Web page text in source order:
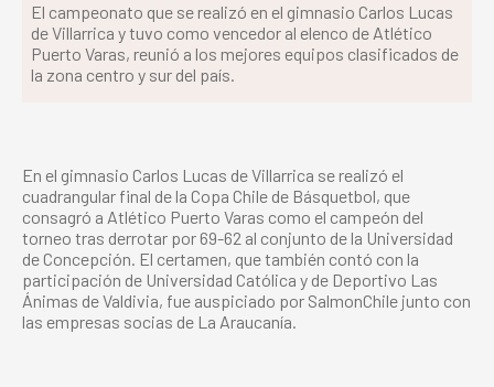
El campeonato que se realizó en el gimnasio Carlos Lucas
de Villarrica y tuvo como vencedor al elenco de Atlético
Puerto Varas, reunió a los mejores equipos clasificados de
la zona centro y sur del país.
En el gimnasio Carlos Lucas deVillarrica se realizó el
cuadrangular final de la Copa Chile de Básquetbol, que
consagró a Atlético Puerto Varas como el campeón del
torneo tras derrotar por 69-62 al conjunto de la Universidad
de Concepción. El certamen, que también contó con la
participación de Universidad Católica y de Deportivo Las
Ánimas de Valdivia, fue auspiciado por SalmonChile junto con
las empresas socias de La Araucanía.